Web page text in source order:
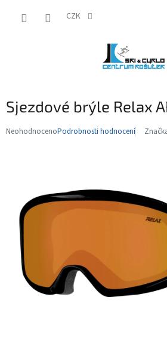
CZK
Sjezdové brýle Relax
Průměrné
hvězdiček.
NeohodnocenoPodrobnosti hodnocení